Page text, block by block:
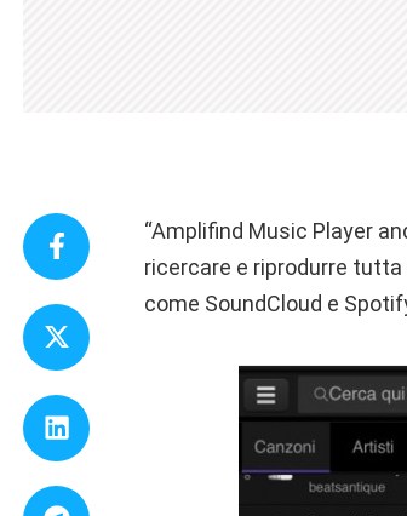
“Amplifind Music Player
ricercare e riprodurre
come SoundCloud e